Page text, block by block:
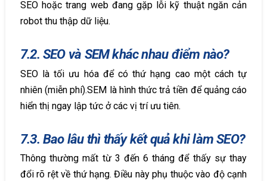
SEO hoặc trang web đang gặp lỗi kỹ thuật ngăn cản
robot thu thập dữ liệu.
7.2. SEO và SEM khác nhau điểm nào?
SEO là tối ưu hóa để có thứ hạng cao một cách tự
nhiên (miễn phí).SEM là hình thức trả tiền để quảng cáo
hiển thị ngay lập tức ở các vị trí ưu tiên.
7.3. Bao lâu thì thấy kết quả khi làm SEO?
Thông thường mất từ 3 đến 6 tháng để thấy sự thay
đổi rõ rệt về thứ hạng. Điều này phụ thuộc vào độ cạnh